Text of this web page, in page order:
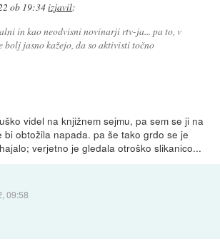
ob 19:34izjavil:
in kao neodvisni novinarji rtv-ja... pa to, v
bolj jasno kažejo, da so aktivisti točno
videl na knjižnem sejmu, pa sem se ji na
bi obtožila napada. pa še tako grdo se je
verjetno je gledala otroško slikanico...
09:58